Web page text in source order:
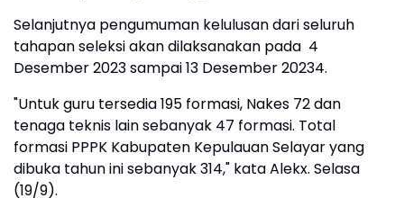
Selanjutnya pengumuman kelulusan dari seluruh
tahapan seleksi akan dilaksanakan pada 4
Desember 2023 sampai 13 Desember 20234.
"Untuk guru tersedia 195 formasi, Nakes 72 dan
tenaga teknis lain sebanyak 47 formasi. Total
formasi PPPK Kabupaten Kepulauan Selayar yang
dibuka tahun ini sebanyak 314," kata Alekx. Selasa
(19/9).